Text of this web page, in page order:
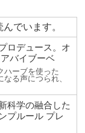
でいます。
ロデュース。オ
バイブーベ
ハーブを使った
る声につられ、
科学の融合した
プルール プレ